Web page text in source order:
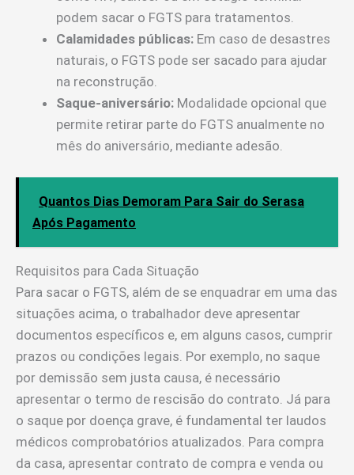
podem sacar o FGTS para tratamentos.
Calamidades públicas: Em caso de desastres
naturais, o FGTS pode ser sacado para ajudar
na reconstrução.
Saque-aniversário: Modalidade opcional que
permite retirar parte do FGTS anualmente no
mês do aniversário, mediante adesão.
Quantos Dias Demoram Para Sair do Serasa
Após Pagamento
Requisitos para Cada Situação
Para sacar o FGTS, além de se enquadrar em uma das
situações acima, o trabalhador deve apresentar
documentos específicos e, em alguns casos, cumprir
prazos ou condições legais. Por exemplo, no saque
por demissão sem justa causa, é necessário
apresentar o termo de rescisão do contrato. Já para
o saque por doença grave, é fundamental ter laudos
médicos comprobatórios atualizados. Para compra
da casa, apresentar contrato de compra e venda ou